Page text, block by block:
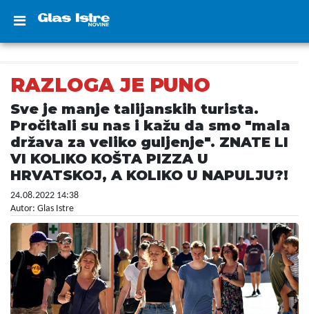
RAZLOGA JE PUNO
Sve je manje talijanskih turista.
Pročitali su nas i kažu da smo "mala
država za veliko guljenje". ZNATE LI
VI KOLIKO KOŠTA PIZZA U
HRVATSKOJ, A KOLIKO U NAPULJU?!
24.08.2022 14:38
Autor: Glas Istre